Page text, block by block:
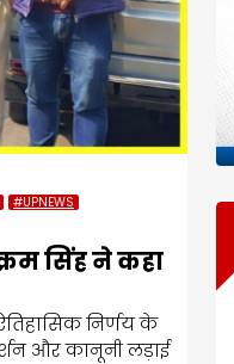
#UPNEWS
सिंह ने कहा
निर्णय के
और कानूनी लड़ाई